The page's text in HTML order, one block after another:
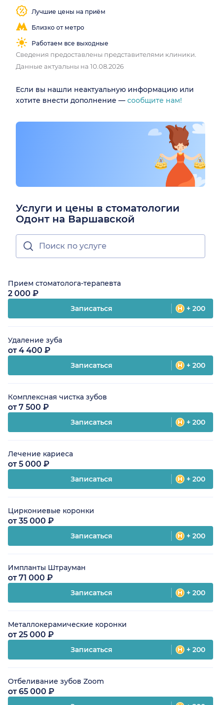
Лучшие цены на приём
Близко от метро
Работаем все выходные
Сведения предоставлены представителями клиники.
Данные актуальны на 10.08.2026
Если вы нашли неактуальную информацию или
хотите внести дополнение — сообщите нам!
Услуги и цены в стоматологии
Одонт на Варшавской
Прием стоматолога-терапевта
2 000 ₽
Записаться + 200
Удаление зуба
от 4 400 ₽
Записаться + 200
Комплексная чистка зубов
от 7 500 ₽
Записаться + 200
Лечение кариеса
от 5 000 ₽
Записаться + 200
Циркониевые коронки
от 35 000 ₽
Записаться + 200
Импланты Штрауман
от 71 000 ₽
Записаться + 200
Металлокерамические коронки
от 25 000 ₽
Записаться + 200
Отбеливание зубов Zoom
от 65 000 ₽